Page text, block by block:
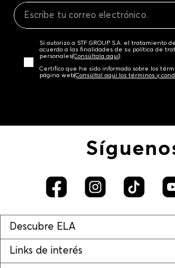
Sí autorizo a STF GROUP S.A. el tratamiento
acuerdo a las finalidades de su política de
personales‎(Consúltala aquí)
Certifico que he sido informado sobre los
página web‎(Consúltal aquí los términos y
Descubre ELA
Links de interés